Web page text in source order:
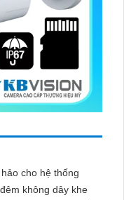
cho hệ thống